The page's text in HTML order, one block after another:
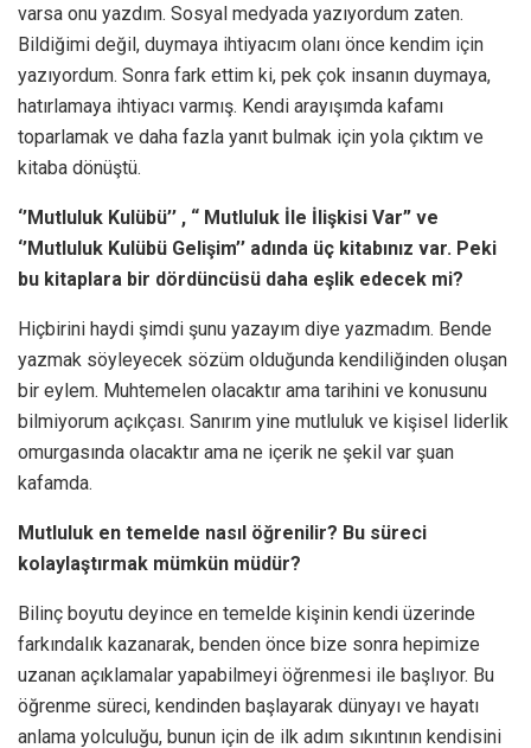
varsa onu yazdım. Sosyal medyada yazıyordum zaten.
Bildiğimi değil, duymaya ihtiyacım olanı önce kendim için
yazıyordum. Sonra fark ettim ki, pek çok insanın duymaya,
hatırlamaya ihtiyacı varmış. Kendi arayışımda kafamı
toparlamak ve daha fazla yanıt bulmak için yola çıktım ve
kitaba dönüştü.
‘’Mutluluk Kulübü’’ , “ Mutluluk İle İlişkisi Var” ve
‘’Mutluluk Kulübü Gelişim’’ adında üç kitabınız var. Peki
bu kitaplara bir dördüncüsü daha eşlik edecek mi?
Hiçbirini haydi şimdi şunu yazayım diye yazmadım. Bende
yazmak söyleyecek sözüm olduğunda kendiliğinden oluşan
bir eylem. Muhtemelen olacaktır ama tarihini ve konusunu
bilmiyorum açıkçası. Sanırım yine mutluluk ve kişisel liderlik
omurgasında olacaktır ama ne içerik ne şekil var şuan
kafamda.
Mutluluk en temelde nasıl öğrenilir? Bu süreci
kolaylaştırmak mümkün müdür?
Bilinç boyutu deyince en temelde kişinin kendi üzerinde
farkındalık kazanarak, benden önce bize sonra hepimize
uzanan açıklamalar yapabilmeyi öğrenmesi ile başlıyor. Bu
öğrenme süreci, kendinden başlayarak dünyayı ve hayatı
anlama yolculuğu, bunun için de ilk adım sıkıntının kendisini